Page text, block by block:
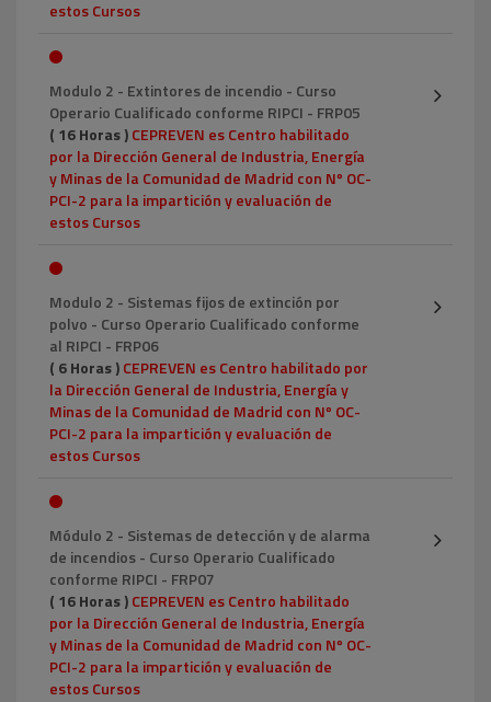
estos Cursos
Modulo 2 - Extintores de incendio - Curso
Operario Cualificado conforme RIPCI - FRP05
( 16 Horas )CEPREVEN es Centro habilitado
por la Dirección General de Industria, Energía
y Minas de la Comunidad de Madrid con Nº OC-
PCI-2 para la impartición y evaluación de
estos Cursos
Modulo 2 - Sistemas fijos de extinción por
polvo - Curso Operario Cualificado conforme
al RIPCI - FRP06
( 6 Horas )CEPREVEN es Centro habilitado por
la Dirección General de Industria, Energía y
Minas de la Comunidad de Madrid con Nº OC-
PCI-2 para la impartición y evaluación de
estos Cursos
Módulo 2 - Sistemas de detección y de alarma
de incendios - Curso Operario Cualificado
conforme RIPCI - FRP07
( 16 Horas )CEPREVEN es Centro habilitado
por la Dirección General de Industria, Energía
y Minas de la Comunidad de Madrid con Nº OC-
PCI-2 para la impartición y evaluación de
estos Cursos